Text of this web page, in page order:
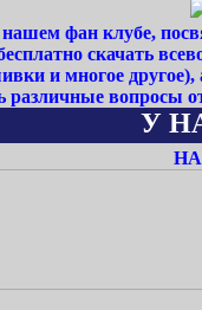
фан клубе,
скачать
и многое
различные вопросы
У